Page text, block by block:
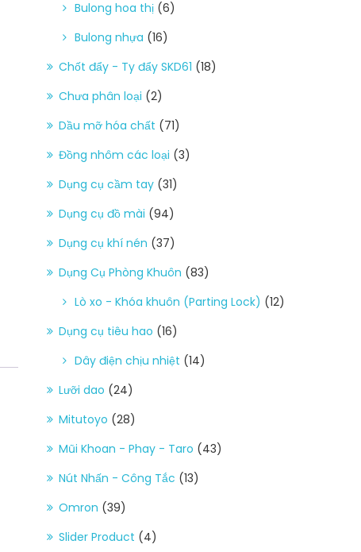
Bulong hoa thị (6)
Bulong nhựa (16)
Chốt đẩy - Ty đẩy SKD61 (18)
Chưa phân loại (2)
Dầu mỡ hóa chất (71)
Đồng nhôm các loại (3)
Dụng cụ cầm tay (31)
Dụng cụ đồ mài (94)
Dụng cụ khí nén (37)
Dụng Cụ Phòng Khuôn (83)
Lò xo - Khóa khuôn (Parting Lock) (12)
Dụng cụ tiêu hao (16)
Dây điện chịu nhiệt (14)
Lưỡi dao (24)
Mitutoyo (28)
Mũi Khoan - Phay - Taro (43)
Nút Nhấn - Công Tắc (13)
Omron (39)
Slider Product (4)